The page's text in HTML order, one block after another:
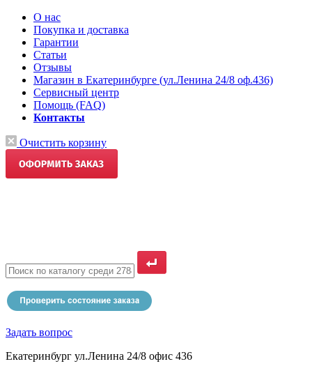
О нас
Покупка и доставка
Гарантии
Статьи
Отзывы
Магазин в Екатеринбурге (ул.Ленина 24/8 оф.436)
Сервисный центр
Помощь (FAQ)
Контакты
Очистить корзину
Задать вопрос
Екатеринбург ул.Ленина 24/8 офис 436